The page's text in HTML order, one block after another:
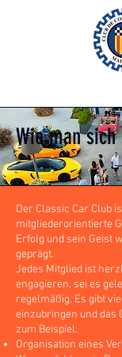
Wie man
Der Classic Car Club
mitgliederorientierte
Erfolg und sein Geist
geprägt.
Jedes Mitglied ist
engagieren, sei es
regelmäßig. Es gibt
einzubringen und das
zum Beispiel:
Organisation eines